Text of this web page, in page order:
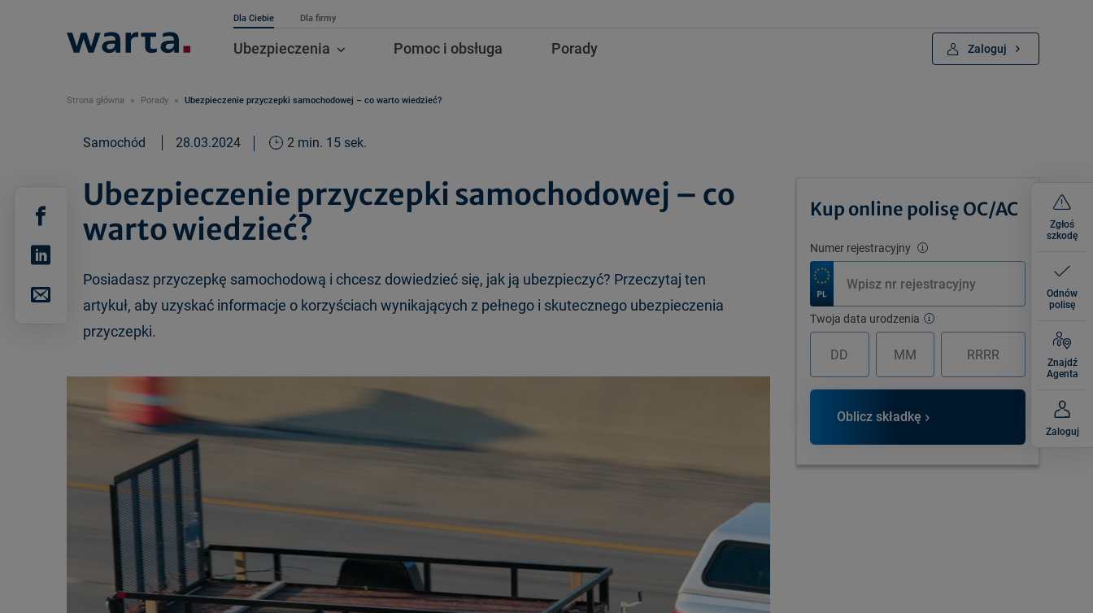
Dla Ciebie Dla firmy
Ubezpieczenia Pomoc i obsługa Porady Zaloguj
Strona główna Porady Ubezpieczenie przyczepki samochodowej – co warto wiedzieć?
Samochód 28.03.2024 2 min. 15 sek.
Ubezpieczenie przyczepki samochodowej – co
warto wiedzieć?
Posiadasz przyczepkę samochodową i chcesz dowiedzieć się, jak ją ubezpieczyć? Przeczytaj ten
artykuł, aby uzyskać informacje o korzyściach wynikających z pełnego i skutecznego ubezpieczenia
przyczepki.
Kup online polisę OC/AC
Numer rejestracyjny
Twoja data urodzenia
Oblicz składkę
Zgłoś
szkodę
Odnów
polisę
Znajdź
Agenta
Zaloguj